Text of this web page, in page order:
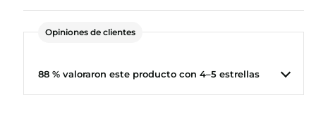
Opiniones de clientes
88 % valoraron este producto con 4–5 estrellas